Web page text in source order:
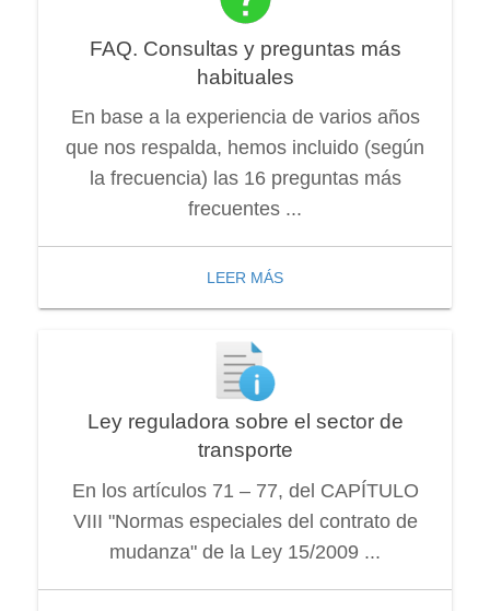
FAQ. Consultas y preguntas más
habituales
En base a la experiencia de varios años
que nos respalda, hemos incluido (según
la frecuencia) las 16 preguntas más
frecuentes ...
LEER MÁS
Ley reguladora sobre el sector de
transporte
En los artículos 71 – 77, del CAPÍTULO
VIII "Normas especiales del contrato de
mudanza" de la Ley 15/2009 ...